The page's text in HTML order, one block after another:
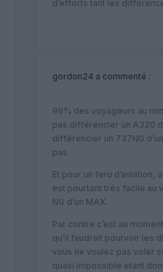
d’efforts tant les
gordon24 a commenté :
99% des voyageurs au
pas différencier un A320
différencier un 737NG
pas.
Et pour un feru d’aviation,
est pourtant très facile au
NG d’un MAX.
Par contre c’est au
qu’il faudrait pourvoir les
vous ne voulez pas voler
quasi impossible etant